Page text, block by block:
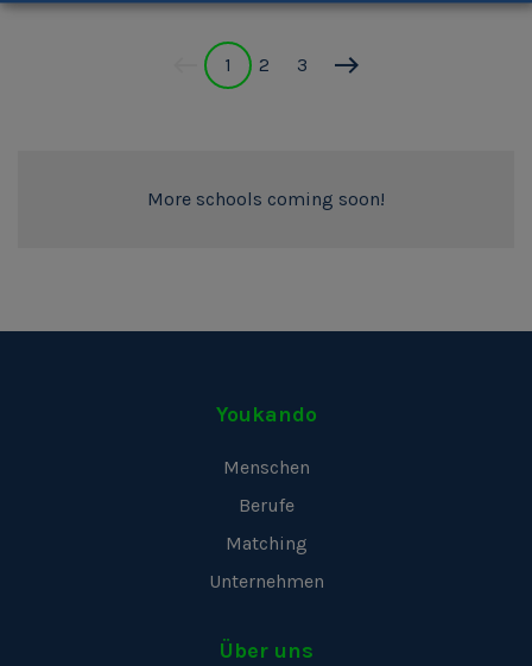
1 2 3
More schools coming soon!
Youkando
Menschen
Berufe
Matching
Unternehmen
Über uns